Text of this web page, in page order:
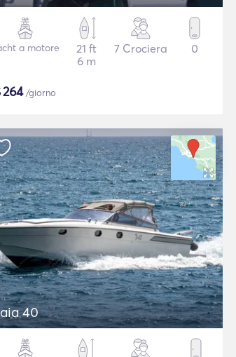
a motore
21 ft
6 m
7 Crociera 0
264/giorno
40